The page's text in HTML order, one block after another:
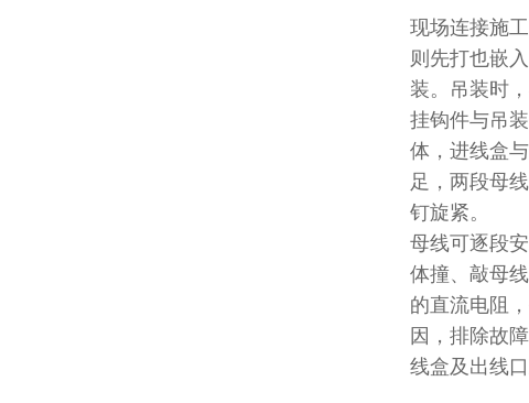
现场连接施
则先打也嵌
装。吊装时
挂钩件与吊
体，进线盒
足，两段母
钉旋紧。
母线可逐段
体撞、敲母
的直流电阻
因，排除故
线盒及出线